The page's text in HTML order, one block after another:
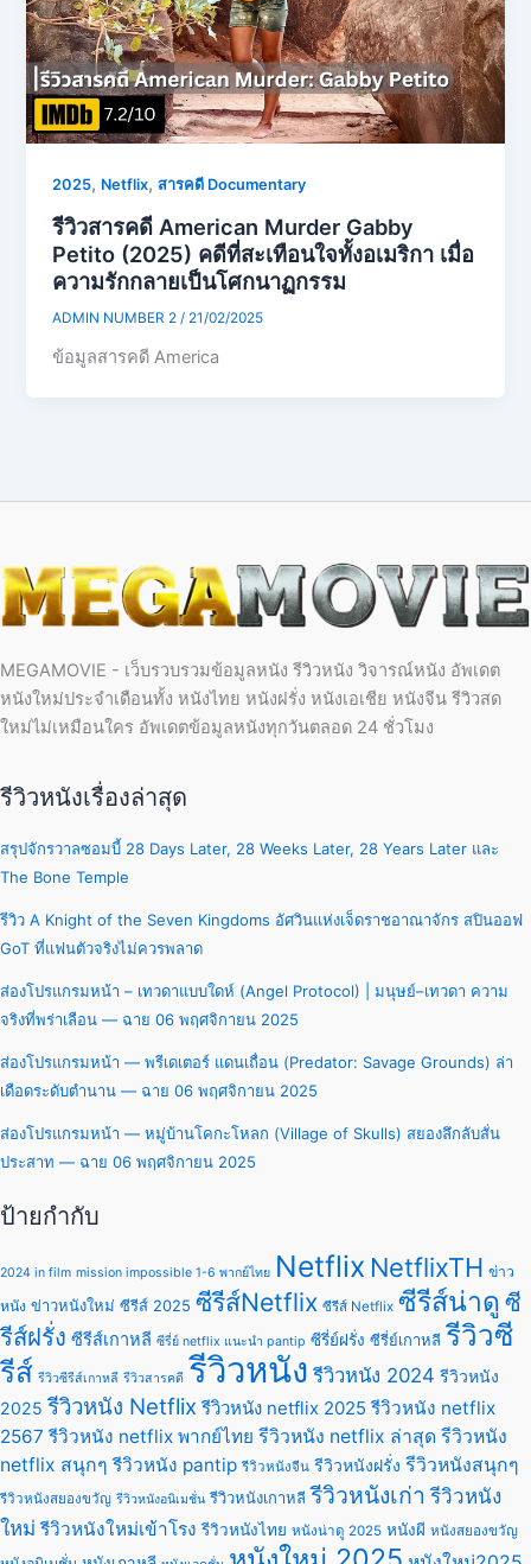
2025, Netflix,สารคดี Documentary
รีวิวสารคดี American Murder Gabby
Petito (2025) คดีที่สะเทือนใจทั้งอเมริกา เมื่อ
ความรักกลายเป็นโศกนาฏกรรม
ADMIN NUMBER 2/ 21/02/2025
ข้อมูลสารคดี America
MEGAMOVIE - เว็บรวบรวมข้อมูลหนัง รีวิวหนัง วิจารณ์หนัง อัพเดต
หนังใหม่ประจำเดือนทั้ง หนังไทย หนังฝรั่ง หนังเอเชีย หนังจีน รีวิวสด
ใหม่ไม่เหมือนใคร อัพเดตข้อมูลหนังทุกวันตลอด 24 ชั่วโมง
รีวิวหนังเรื่องล่าสุด
สรุปจักรวาลซอมบี้ 28 Days Later, 28 Weeks Later, 28 Years Later และ
The Bone Temple
รีวิว A Knight of the Seven Kingdoms อัศวินแห่งเจ็ดราชอาณาจักร สปินออฟ
GoT ที่แฟนตัวจริงไม่ควรพลาด
ส่องโปรแกรมหน้า – เทวดาแบบใดห์ (Angel Protocol) | มนุษย์–เทวดา ความ
จริงที่พร่าเลือน — ฉาย 06 พฤศจิกายน 2025
ส่องโปรแกรมหน้า — พรีเดเตอร์ แดนเถื่อน (Predator: Savage Grounds) ล่า
เดือดระดับตำนาน — ฉาย 06 พฤศจิกายน 2025
ส่องโปรแกรมหน้า — หมู่บ้านโคกะโหลก (Village of Skulls) สยองลึกลับสั่น
ประสาท — ฉาย 06 พฤศจิกายน 2025
ป้ายกำกับ
2024 in film mission impossible 1-6 พากย์ไทย Netflix NetflixTH ข่าว
หนัง ข่าวหนังใหม่ ซีรีส์ 2025 ซีรีส์Netflix ซีรีส์ Netflix ซีรีส์น่าดู ซี
รีส์ฝรั่ง ซีรีส์เกาหลี ซีรี่ย์ netflix แนะนํา pantip ซีรี่ย์ฝรั่ง ซีรี่ย์เกาหลี รีวิวซี
รีส์ รีวิวซีรีส์เกาหลี รีวิวสารคดี รีวิวหนัง รีวิวหนัง 2024 รีวิวหนัง
2025 รีวิวหนัง Netflix รีวิวหนัง netflix 2025 รีวิวหนัง netflix
2567 รีวิวหนัง netflix พากย์ไทย รีวิวหนัง netflix ล่าสุด รีวิวหนัง
netflix สนุกๆ รีวิวหนัง pantip รีวิวหนังจีน รีวิวหนังฝรั่ง รีวิวหนังสนุกๆ
รีวิวหนังสยองขวัญ รีวิวหนังอนิเมชั่น รีวิวหนังเกาหลี รีวิวหนังเก่า รีวิวหนัง
ใหม่ รีวิวหนังใหม่เข้าโรง รีวิวหนังไทย หนังน่าดู 2025 หนังผี หนังสยองขวัญ